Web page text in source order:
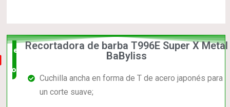
el mas
completo
Recortadora de barba T996E Super X Metal
BaByliss
Cuchilla ancha en forma de T de acero japonés para
un corte suave;